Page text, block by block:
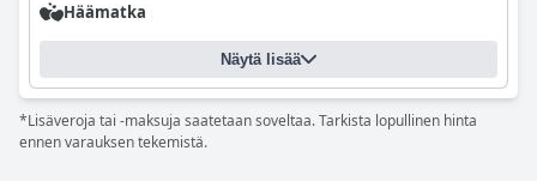
Häämatka
Näytä lisää
*Lisäveroja tai -maksuja saatetaan soveltaa. Tarkista lopullinen hinta
ennen varauksen tekemistä.